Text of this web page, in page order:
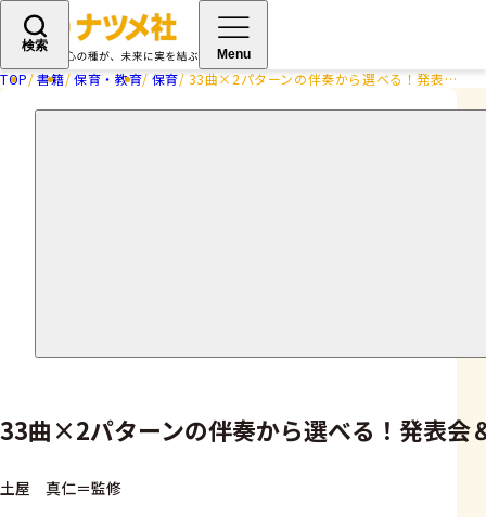
検索
Menu
TOP 書籍 保育・教育 保育 33曲×2パターンの伴奏から選べる！発表会＆卒園式のうた
33曲×2パターンの伴奏から選べる！発表会
土屋 真仁＝監修